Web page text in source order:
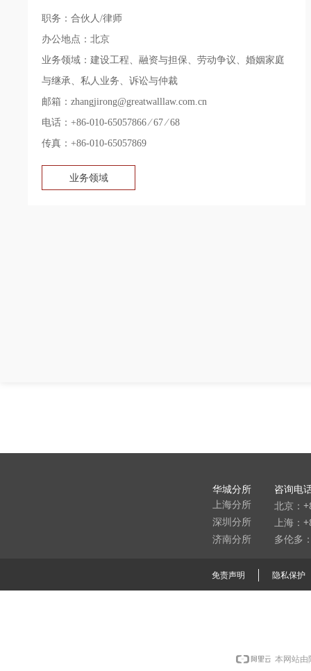
职务：合伙人/律师
办公地点：北京
业务领域：建设工程、融资与担保、劳动争议、婚姻家庭
与继承、私人业务、诉讼与仲裁
邮箱：zhangjirong@greatwalllaw.com.cn
电话：+86-010-65057866 ∕ 67 ∕ 68
传真：+86-010-65057869
业务领域
免责声明 隐私保护
咨询电
北京：
上海：
多伦多
华城分所
上海分所
深圳分所
济南分所
本网站由